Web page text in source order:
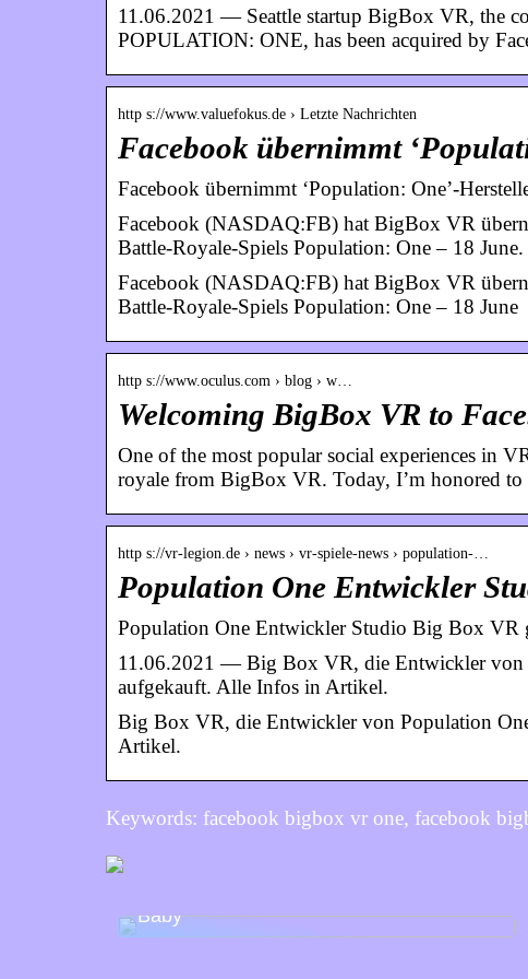
11.06.2021 — Seattle startup BigBox VR, the
POPULATION: ONE, has been acquired by
http s://www.valuefokus.de › Letzte Nachrichten
Facebook übernimmt
Facebook übernimmt ‘Population: One’-
Facebook (NASDAQ:FB) hat BigBox VR
Battle-Royale-Spiels Population: One – 18 June.
Facebook (NASDAQ:FB) hat BigBox VR
Battle-Royale-Spiels Population: One – 18 June
http s://www.oculus.com › blog › w…
Welcoming BigBox VR to
One of the most popular social experiences in
royale from BigBox VR. Today, I’m honored
http s://vr-legion.de › news › vr-spiele-news › population-…
Population One Entwickler
Population One Entwickler Studio Big Box VR
11.06.2021 — Big Box VR, die Entwickler von
aufgekauft. Alle Infos in Artikel.
Big Box VR, die Entwickler von Population
Artikel.
Keywords: facebook bigbox vr one, facebook
Baby